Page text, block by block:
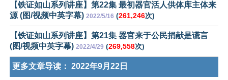
【铁证如山系列讲座】第22集 最初器官活人供体库主体来
源 (图/视频中英字幕) 2022/5/16 (261,246次)
【铁证如山系列讲座】第21集 器官来于公民捐献是谎言
(图/视频中英字幕) 2022/4/29 (269,558次)
更多文章导读： 2022年9月22日